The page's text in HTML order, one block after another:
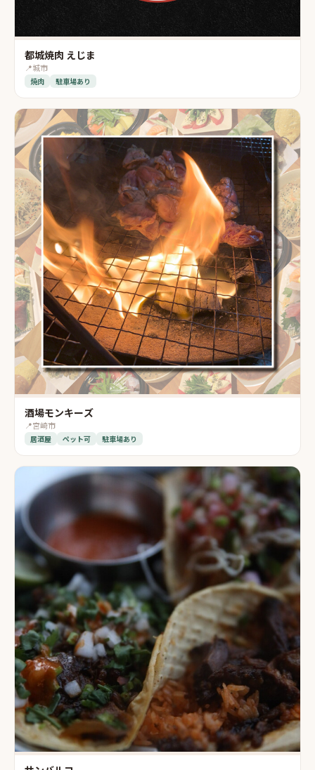
都城焼肉 えじま
📍城市
焼肉 駐車場あり
酒場モンキーズ
📍宮崎市
居酒屋 ペット可 駐車場あり